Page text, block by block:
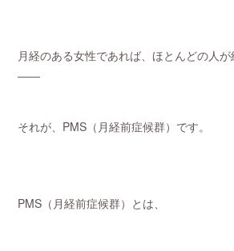
月経のある女性であれば、ほとんどの人
――
それが、PMS（月経前症候群）です。
PMS（月経前症候群）とは、